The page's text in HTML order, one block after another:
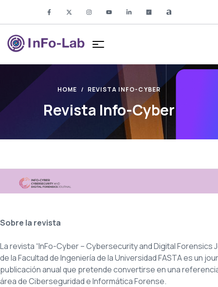
HOME REVISTA INFO-CYBER
Revista Info-Cyber
Sobre la revista
La revista “InFo-Cyber – Cybersecurity and Digital Forensics
de la Facultad de Ingeniería de la Universidad FASTA es un
publicación anual que pretende convertirse en una
área de Ciberseguridad e Informática Forense.